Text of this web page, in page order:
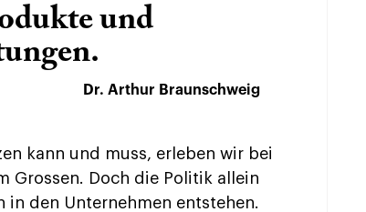
und
Dr. Arthur Braunschweig
kann und muss, erleben wir bei
Grossen. Doch die Politik allein
in den Unternehmen entstehen.